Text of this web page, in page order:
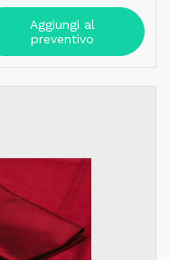
Aggiungi al
preventivo